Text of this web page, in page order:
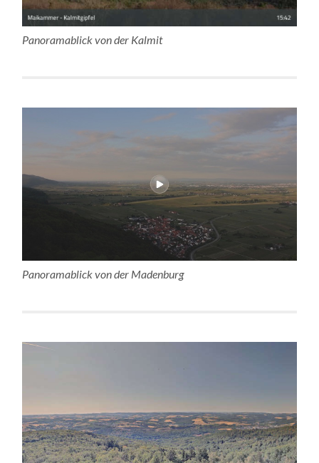
Panoramablick von der Kalmit
Panoramablick von der Madenburg